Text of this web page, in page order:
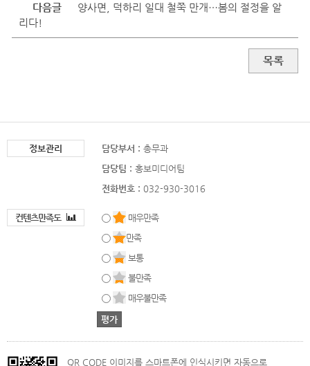
다음글
양사면, 덕하리 일대 철쭉 만개…봄의 절정을 알
리다!
목록
정보관리 담당부서 : 총무과
담당팀 : 홍보미디어팀
전화번호 : 032-930-3016
컨텐츠만족도
매우만족
만족
보통
불만족
매우불만족
QR CODE 이미지를 스마트폰에 인식시키면 자동으로